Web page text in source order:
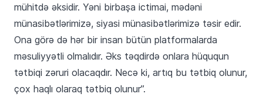
mühitdə əksidir. Yəni birbaşa ictimai, mədəni
münasibətlərimizə, siyasi münasibətlərimizə təsir edir.
Ona görə də hər bir insan bütün platformalarda
məsuliyyətli olmalıdır. Əks təqdirdə onlara hüququn
tətbiqi zəruri olacaqdır. Necə ki, artıq bu tətbiq olunur,
çox haqlı olaraq tətbiq olunur”.